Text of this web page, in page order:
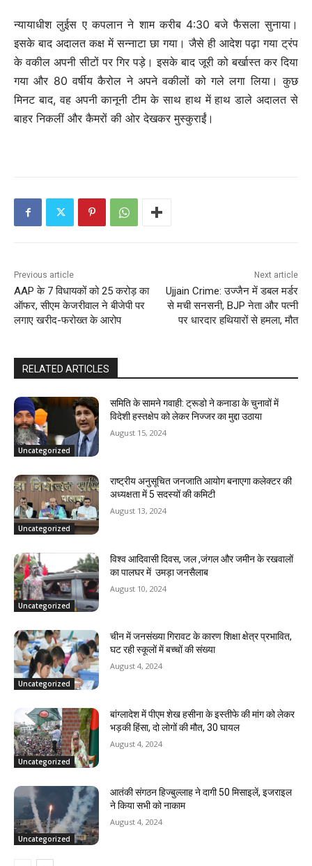
न्यायाधीश लुईस ए कपलान ने शाम करीब 4:30 बजे फैसला सुनाया।
इसके बाद अदालत कक्ष में सन्नाटा छा गया। जैसे ही आदेश पढ़ा गया ट्रंप
के वकील अपनी सीटों पर गिर पड़े। इसके बाद जूरी को बर्खास्त कर दिया
गया और 80 वर्षीय कैरोल ने अपने वकीलों को गले लगा लिया। कुछ
मिनट बाद, वह अपनी कानूनी टीम के साथ हाथ में हाथ डाले अदालत से
बाहर निकलीं और कैमरों की ओर देखकर मुस्कुराईं।
Previous article
AAP के 7 विधायकों को 25 करोड़ का
ऑफर, सीएम केजरीवाल ने बीजेपी पर
लगाए खरीद-फरोख्त के आरोप
Next article
Ujjain Crime: उज्जैन में डबल मर्डर
से मची सनसनी, BJP नेता और पत्नी
पर धारदार हथियारों से हमला, मौत
RELATED ARTICLES
Uncategorized
समिति के सामने गवाही: ट्रूडो ने कनाडा के चुनावों में
विदेशी हस्तक्षेप को लेकर निज्जर का मुद्दा उठाया
August 15, 2024
Uncategorized
राष्ट्रीय अनुसूचित जनजाति आयोग बनाएगा कलेक्टर की
अध्यक्षता में 5 सदस्यों की कमिटी
August 13, 2024
Uncategorized
विश्व आदिवासी दिवस, जल ,जंगल और जमीन के रखवालों
का पालघर में उमड़ा जनसैलाब
August 10, 2024
Uncategorized
चीन में जनसंख्या गिरावट के कारण शिक्षा क्षेत्र प्रभावित,
घट रही स्कूलों में बच्चों की संख्या
August 4, 2024
Uncategorized
बांग्लादेश में पीएम शेख हसीना के इस्तीफे की मांग को लेकर
भड़की हिंसा, दो लोगों की मौत, 30 घायल
August 4, 2024
Uncategorized
आतंकी संगठन हिज्बुल्लाह ने दागी 50 मिसाइलें, इजराइल
ने किया सभी को नाकाम
August 4, 2024